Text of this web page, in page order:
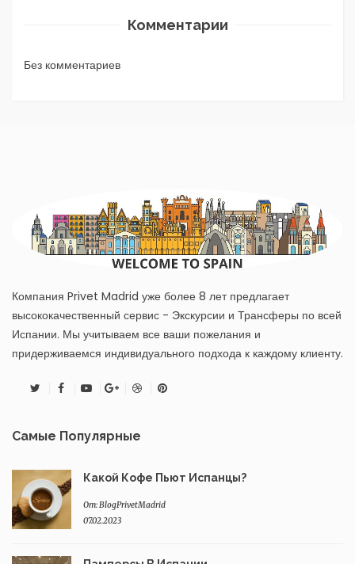
Комментарии
Без комментариев
Компания Privet Madrid уже более 8 лет предлагает
высококачественный сервис - Экскурсии и Трансферы по всей
Испании. Мы учитываем все ваши пожелания и
придерживаемся индивидуального подхода к каждому клиенту.
Самые Популярные
Какой Кофе Пьют Испанцы?
От:BlogPrivetMadrid
07.02.2023